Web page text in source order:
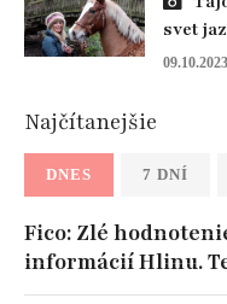
svet
09.10.2023
Najčítanejšie
DNES 7 DNÍ
Fico: Zlé
informácií Hlinu.